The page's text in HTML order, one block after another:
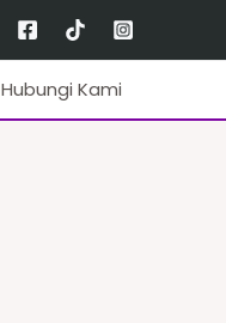
Hubungi Kami